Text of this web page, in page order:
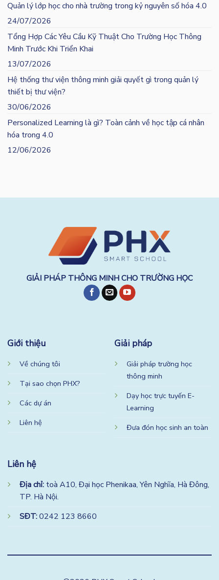
Quản lý lớp học cho nhà trường trong kỷ nguyên số hóa 4.0
24/07/2026
Tổng Hợp Các Yêu Cầu Kỹ Thuật Cho Trường Học Thông
Minh Trước Khi Triển Khai
13/07/2026
Hệ thống thư viện thông minh giải quyết gì trong quản lý
thiết bị thư viện?
30/06/2026
Personalized Learning là gì? Toàn cảnh về học tập cá nhân
hóa trong 4.0
12/06/2026
GIẢI PHÁP THÔNG MINH CHO TRƯỜNG HỌC
Giới thiệu
Về chúng tôi
Tại sao chọn PHX?
Các dự án
Liên hệ
Giải pháp
Giải pháp trường học
thông minh
Dạy học trực tuyến E-
Learning
Đưa đón học sinh an toàn
Liên hệ
Địa chỉ:toà A10, Đại học Phenikaa, Yên Nghĩa, Hà Đông,
TP. Hà Nội.
SĐT:0242 123 8660